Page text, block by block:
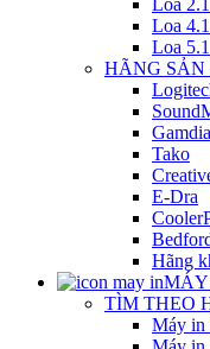
Loa 2.1
Loa 4.1
Loa 5.1
HÃNG
Tako
E-Dra
Hãng
MÁY
TÌM THEO
Máy in